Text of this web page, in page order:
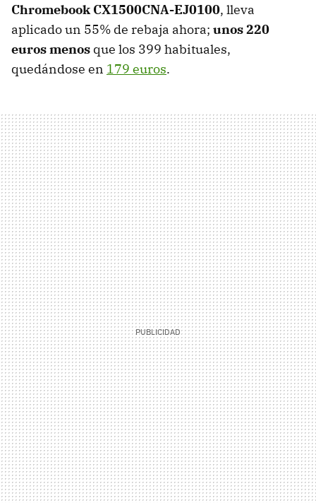
Chromebook CX1500CNA-EJ0100, lleva
aplicado un 55% de rebaja ahora; unos 220
euros menos que los 399 habituales,
quedándose en 179 euros.